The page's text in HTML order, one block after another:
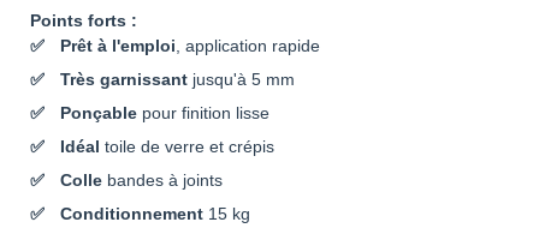
Points forts :
Prêt à l'emploi , application rapide
Très garnissant jusqu'à 5 mm
Ponçable pour finition lisse
Idéal toile de verre et crépis
Colle bandes à joints
Conditionnement 15 kg